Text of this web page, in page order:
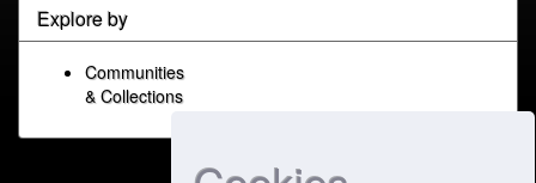
Explore by
Communities
& Collections